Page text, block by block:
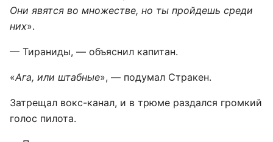
Они явятся во множестве, но ты пройдешь среди
них».
— Тираниды, — объяснил капитан.
«Ага, или штабные», — подумал Стракен.
Затрещал вокс-канал, и в трюме раздался громкий
голос пилота.